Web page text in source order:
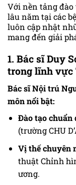
Với nền tảng
lâu năm tại các
luôn cập nhật
mang đến giải
1. Bác sĩ Duy
trong lĩnh vực
Bác sĩ Nội trú
môn nổi bật:
Đào tạo chuẩn
(trường CHU
Vị thế chuyên
thuật Chỉnh
ương.